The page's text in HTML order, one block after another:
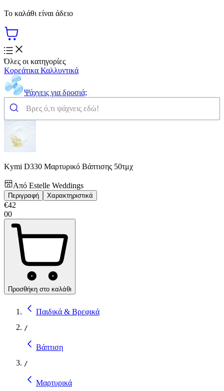
Το καλάθι είναι άδειο
Όλες οι κατηγορίες
Κορεάτικα Καλλυντικά
Ψάχνεις για δροσιά;
Kymi D330 Μαρτυρικό Βάπτισης 50τμχ
Από Estelle Weddings
Περιγραφή Χαρακτηριστικά
€42
00
Προσθήκη στο καλάθι
Παιδικά & Βρεφικά
/
Βάπτιση
/
Μαρτυρικά